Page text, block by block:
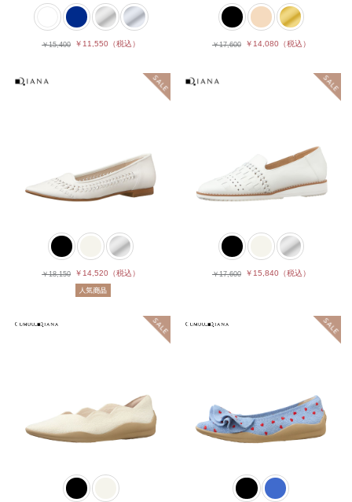
￥15,400 ￥11,550 （税込） ￥17,600 ￥14,080（税込）
￥18,150 ￥14,520 （税込） ￥17,600 ￥15,840（税込）